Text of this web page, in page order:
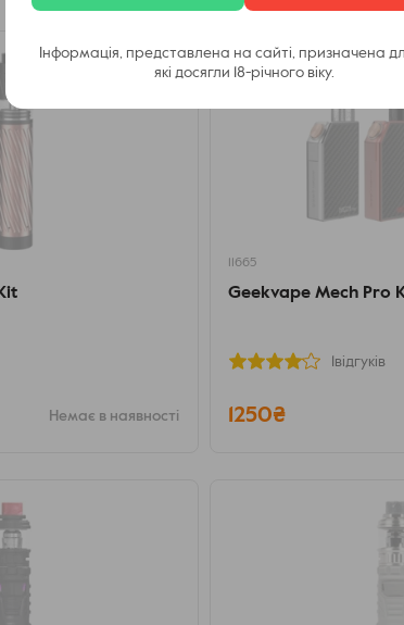
Немає в наявності
11665
Geekvape Mech Pro
1відгуків
1250₴
Інформація, представлена на сайті, призначена
які досягли 18-річного віку.